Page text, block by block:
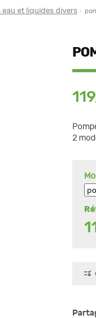
et liquides divers
2